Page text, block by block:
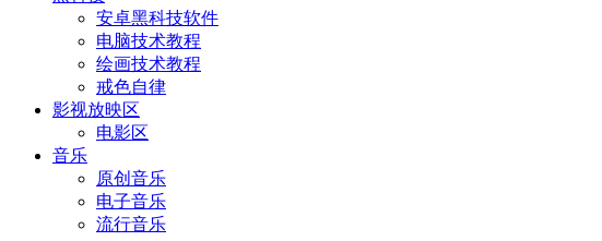
安卓黑科技软件
电脑技术教程
绘画技术教程
戒色自律
影视放映区
电影区
音乐
原创音乐
电子音乐
流行音乐